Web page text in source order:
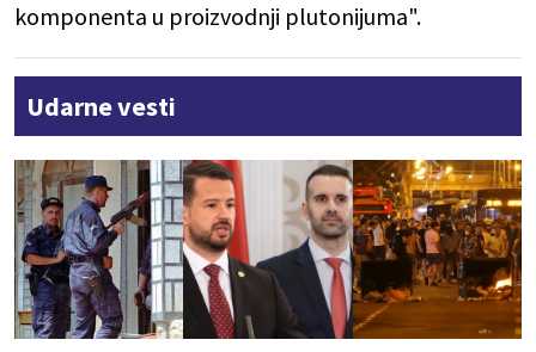
komponenta u proizvodnji plutonijuma".
Udarne vesti